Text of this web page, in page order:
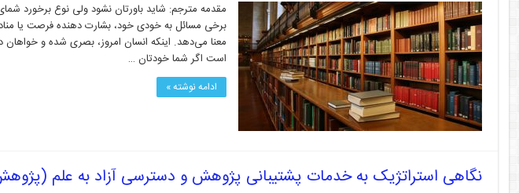
مقدمه مترجم: شاید باورتان نشود ولی نوع برخورد
برخی مسائل به خودی خود، بشارت‌ دهنده فرصت یا
معنا می‌دهد. اینکه انسان امروز، بصری شده و
است اگر شما خودتان …
ادامه نوشته »
نگاهی استراتژیک به خدمات پشتیبانی پژوهش و دسترسی آزاد به علم (پژوهش